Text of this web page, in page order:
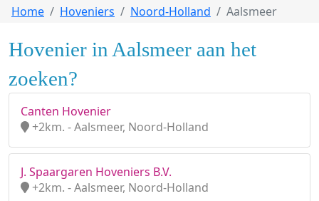
Home Hoveniers Noord-Holland Aalsmeer
Hovenier in Aalsmeer aan het
zoeken?
Canten Hovenier
+2km. - Aalsmeer, Noord-Holland
J. Spaargaren Hoveniers B.V.
+2km. - Aalsmeer, Noord-Holland